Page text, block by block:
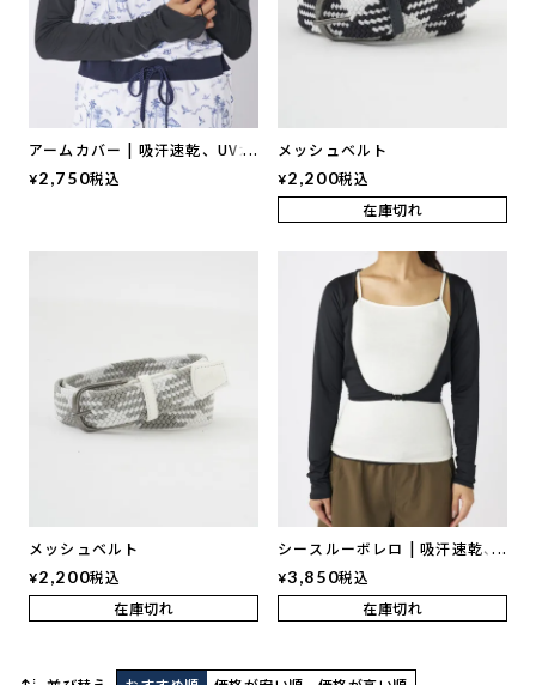
アームカバー | 吸汗速乾、UVカ
ット、接触冷感
¥2,750税込
メッシュベルト
¥2,200税込
在庫切れ
メッシュベルト
¥2,200税込
在庫切れ
シースルーボレロ | 吸汗速乾、
UVカット、接触冷感
¥3,850税込
在庫切れ